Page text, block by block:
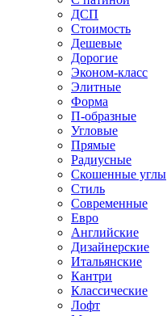
ДСП
Стоимость
Дешевые
Дорогие
Эконом-класс
Элитные
Форма
П-образные
Угловые
Прямые
Радиусные
Скошенные углы
Стиль
Современные
Евро
Английские
Дизайнерские
Итальянские
Кантри
Классические
Лофт